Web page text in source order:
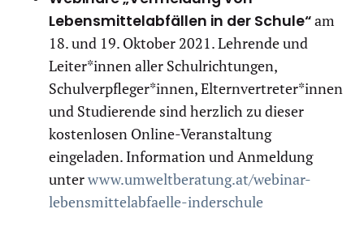
Lebensmittelabfällen in der Schule“am
18. und 19. Oktober 2021. Lehrende und
Leiter*innen aller Schulrichtungen,
Schulverpfleger*innen, Elternvertreter*innen
und Studierende sind herzlich zu dieser
kostenlosen Online-Veranstaltung
eingeladen. Information und Anmeldung
unterwww.umweltberatung.at/webinar-
lebensmittelabfaelle-inderschule